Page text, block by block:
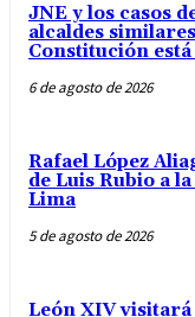
JNE y los casos
alcaldes
Constitución
6 de agosto de 2026
Rafael López
de Luis Rubio a
Lima
5 de agosto de 2026
León XIV visitará